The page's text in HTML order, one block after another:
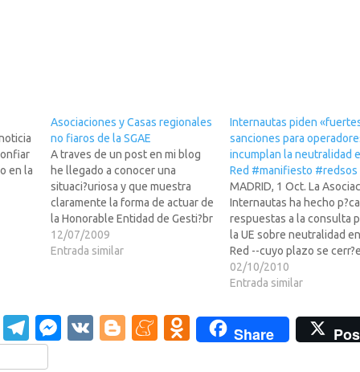
en la
Asociaciones y Casas regionales
no fiaros de la SGAE
A traves de un post en mi blog
he llegado a conocer una
situaci?uriosa y que muestra
claramente la forma de actuar de
la Honorable Entidad de Gesti?br
/>Recomiendo
encomiasticamente su
tiene desperdicio, ¿Saben en la
SGAE que tarifas son de aplicaci?
12/07/2009
Entrada similar
Internautas piden
sanciones para
incumplan la neutralidad
Red #manifiesto #redsos
MADRID, 1 Oct. La
Internautas ha hecho
respuestas a la consulta
la UE sobre neutralidad
Red --cuyo plazo se
entre algunas peticiones,
destaca la solicitud de
operadores que "no traten
el tr?co por igual". La
02/10/2010
Entrada similar
W
T
el
M
V
Bl
M O
Share